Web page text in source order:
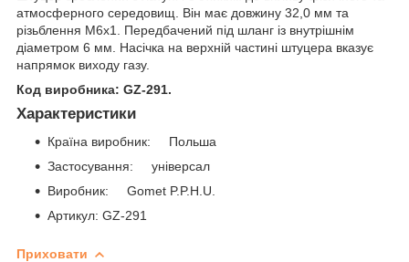
атмосферного середовищ. Він має довжину 32,0 мм та
різьблення M6х1. Передбачений під шланг із внутрішнім
діаметром 6 мм. Насічка на верхній частині штуцера вказує
напрямок виходу газу.
Код виробника: GZ-291.
Характеристики
Країна виробник: Польша
Застосування: універсал
Виробник: Gomet P.P.H.U.
Артикул: GZ-291
Приховати